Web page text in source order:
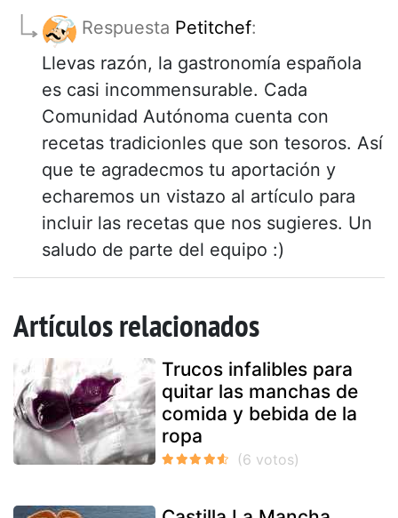
Respuesta Petitchef:
Llevas razón, la gastronomía española
es casi incommensurable. Cada
Comunidad Autónoma cuenta con
recetas tradicionles que son tesoros. Así
que te agradecmos tu aportación y
echaremos un vistazo al artículo para
incluir las recetas que nos sugieres. Un
saludo de parte del equipo :)
Artículos relacionados
Trucos infalibles para
quitar las manchas de
comida y bebida de la
ropa